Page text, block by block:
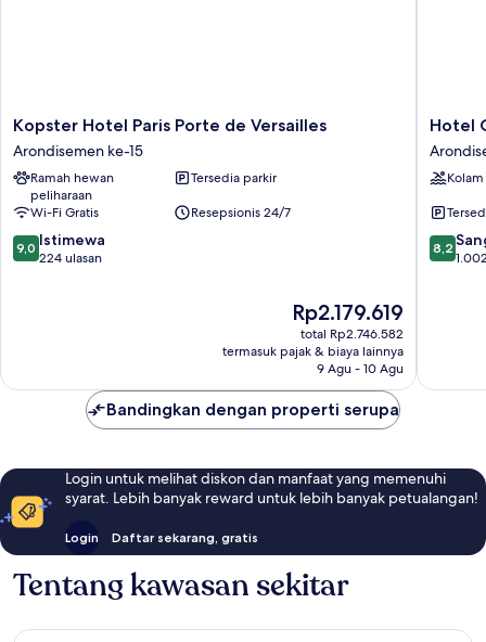
Kopster
Hotel
Paris
Porte
Versailles
Arondisemen
ke-
Kopster Hotel Paris Porte de Versailles
Arondisemen ke-15
Ramah hewan
peliharaan
Tersedia parkir
Wi-Fi Gratis
Resepsionis 24/7
9.0
dari
9,0 Istimewa
224 ulasan
Harga
sekarang
Rp2.179.619
Rp2.179.619
total Rp2.746.582
termasuk pajak & biaya lainnya
9 Agu - 10 Agu
Hotel
Oceania
Paris
Porte
ke-
Hotel
8.2
dari
8,2
Bandingkan dengan properti serupa
Login untuk melihat diskon dan manfaat yang memenuhi
syarat. Lebih banyak reward untuk lebih banyak petualangan!
Login Daftar sekarang, gratis
Tentang kawasan sekitar